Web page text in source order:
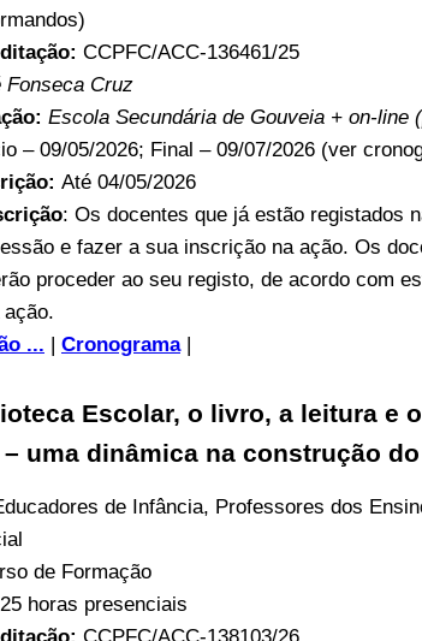
CCPFC/ACC-136461/25
Fonseca Cruz
Escola Secundária de Gouveia + on-line
– 09/05/2026; Final – 09/07/2026 (ver
Até 04/05/2026
: Os docentes que já estão registados
e fazer a sua inscrição na ação. Os
proceder ao seu registo, de acordo com
... | Cronograma|
Escolar, o livro, a leitura e
uma dinâmica na construção
de Infância, Professores dos
de Formação
25 horas presenciais